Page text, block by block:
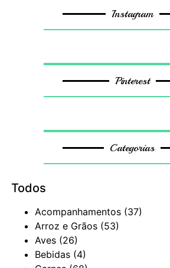
Instagram
Pinterest
Categorias
Todos
Acompanhamentos (37)
Arroz e Grãos (53)
Aves (26)
Bebidas (4)